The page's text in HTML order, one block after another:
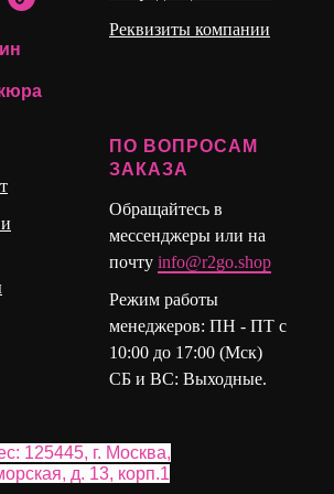
для поджатия около 15-20 сек.
с верхними и нижними формами.
Реквизиты компании
ПО ВОПРОСАМ
ЗАКАЗА
Обращайтесь в
мессенджеры или на
почту info@r2go.shop
Режим работы
менеджеров: ПН - ПТ с
10:00 до 17:00 (Мск)
СБ и ВС: Выходные.
125445, г. Москва,
д. 13, корп.1